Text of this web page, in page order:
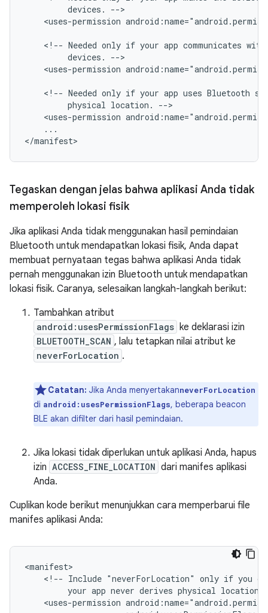
devices.
<uses-permission
<!-- Needed only if your app communicates with
devices.
<uses-permission
<!-- Needed only if your app uses Bluetooth
physical location.
<uses-permission
...
Tegaskan dengan jelas bahwa aplikasi Anda tidak
memperoleh lokasi fisik
Jika aplikasi Anda tidak menggunakan hasil pemindaian
Bluetooth untuk mendapatkan lokasi fisik, Anda dapat
membuat pernyataan tegas bahwa aplikasi Anda tidak
pernah menggunakan izin Bluetooth untuk mendapatkan
lokasi fisik. Caranya, selesaikan langkah-langkah berikut:
Tambahkan atribut
android:usesPermissionFlags ke deklarasi izin
BLUETOOTH_SCAN , lalu tetapkan nilai atribut ke
neverForLocation .
Catatan: Jika Anda menyertakanneverForLocation
di android:usesPermissionFlags, beberapa beacon
BLE akan difilter dari hasil pemindaian.
Jika lokasi tidak diperlukan untuk aplikasi Anda, hapus
izin ACCESS_FINE_LOCATION dari manifes aplikasi
Anda.
Cuplikan kode berikut menunjukkan cara memperbarui file
manifes aplikasi Anda:
<!-- Include "neverForLocation" only if you
your app never derives physical location
<uses-permission